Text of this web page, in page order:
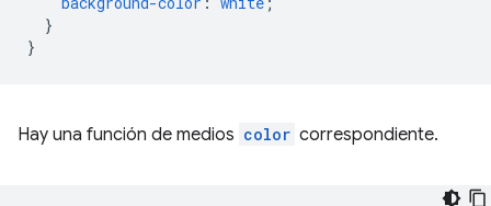
}
}
Hay una función de medios color correspondiente.